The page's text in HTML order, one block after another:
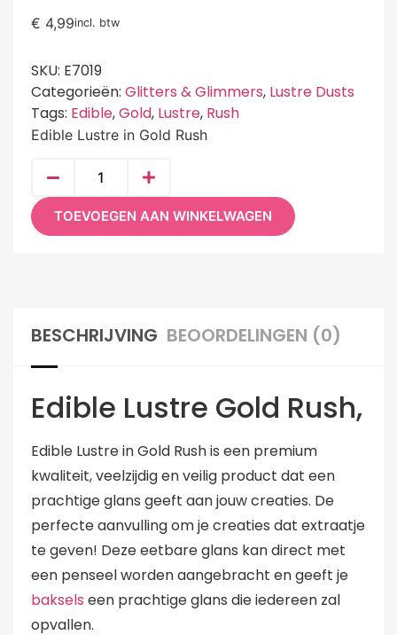
€ 4,99incl. btw
SKU: E7019
Categorieën: Glitters & Glimmers, Lustre Dusts
Tags: Edible,Gold, Lustre, Rush
Edible Lustre in Gold Rush
TOEVOEGEN AAN WINKELWAGEN
BESCHRIJVING BEOORDELINGEN (0)
Edible Lustre Gold Rush,
Edible Lustre in Gold Rush is een premium
kwaliteit, veelzijdig en veilig product dat een
prachtige glans geeft aan jouw creaties. De
perfecte aanvulling om je creaties dat extraatje
te geven! Deze eetbare glans kan direct met
een penseel worden aangebracht en geeft je
baksels een prachtige glans die iedereen zal
opvallen.